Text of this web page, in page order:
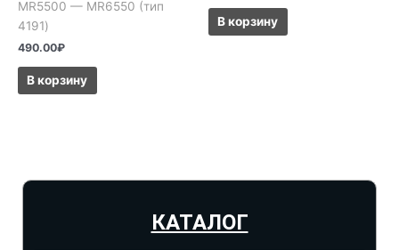
MR5500 — MR6550 (тип
4191)
490.00₽
В корзину
В корзину
КАТАЛОГ